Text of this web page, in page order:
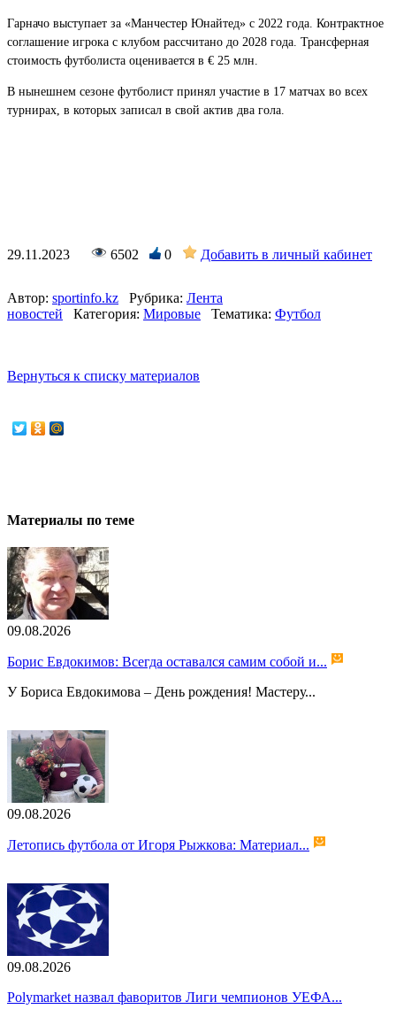
Гарначо выступает за «Манчестер Юнайтед» с 2022 года. Контрактное
соглашение игрока с клубом рассчитано до 2028 года. Трансферная
стоимость футболиста оценивается в € 25 млн.
В нынешнем сезоне футболист принял участие в 17 матчах во всех
турнирах, в которых записал в свой актив два гола.
29.11.2023 6502 0 Добавить в личный кабинет
Автор: sportinfo.kz Рубрика: Лента
новостей
Категория: Мировые Тематика: Футбол
Вернуться к списку материалов
Материалы по теме
09.08.2026
Борис Евдокимов: Всегда оставался самим собой и...
У Бориса Евдокимова – День рождения! Мастеру...
09.08.2026
Летопись футбола от Игоря Рыжкова: Материал...
09.08.2026
Polymarket назвал фаворитов Лиги чемпионов УЕФА...